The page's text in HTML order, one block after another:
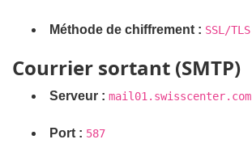
Méthode de chiffrement : SSL/TLS
Courrier sortant (SMTP)
Serveur : mail01.swisscenter.com
Port : 587